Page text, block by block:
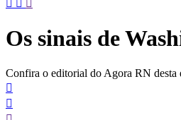
Os sinais de
Confira o editorial do Agora RN desta